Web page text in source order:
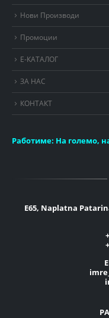
Нови Производи
Промоции
Е-КАТАЛОГ
ЗА НАС
КОНТАКТ
Работиме: На големо,
E65, Naplatna